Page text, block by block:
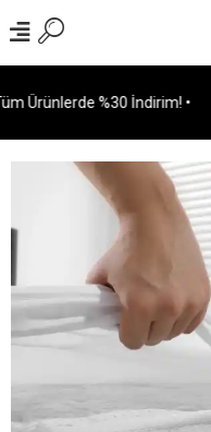
Ürünlerde %30 İndirim! •